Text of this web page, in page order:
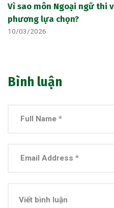
Vì sao môn Ngoại ngữ thi
phương lựa chọn?
10/03/2026
Bình luận